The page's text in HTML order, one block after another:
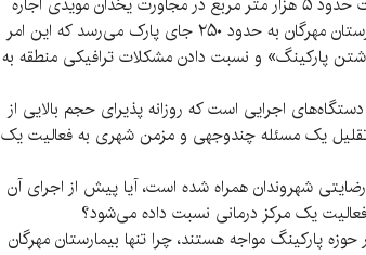
نموده و بیش از ۱۲۰ جای پارک دیگر نیز در این محل ایجاد نموده است. بدین ترتیب، مجموع ظرفیت پارکینگ‌های بیمارستان مهرگان به حدود ۲۵۰ جای پارک می‌رسد که این امر
پارکینگ» و نسبت دادن مشکلات ترافیکی منطقه به
اجرایی است که روزانه پذیرای حجم بالایی از
تقلیل یک مسئله چندوجهی و مزمن شهری به فعالیت یک
شهروندان همراه شده است، آیا پیش از اجرای آن
یک مرکز درمانی نسبت داده می‌شود؟
پارکینگ مواجه هستند، چرا تنها بیمارستان مهرگان